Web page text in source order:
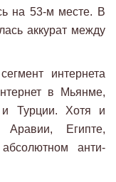
на 53-м месте. В
аккурат между
интернета
в Мьянме,
и Турции. Хотя и
Египте,
анти-